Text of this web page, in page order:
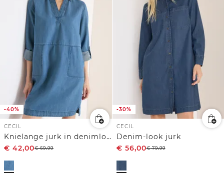
-40%
CECIL
Knielange jurk in denimlook
€ 42,00€69,99
-30%
CECIL
Denim-look jurk
€ 56,00€79,99